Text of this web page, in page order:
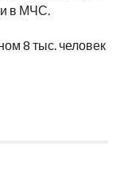
в МЧС.
8 тыс. человек